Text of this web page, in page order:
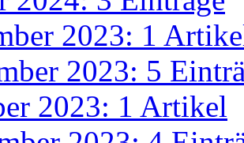
2023: 1
2023: 5
2023: 1 Artikel